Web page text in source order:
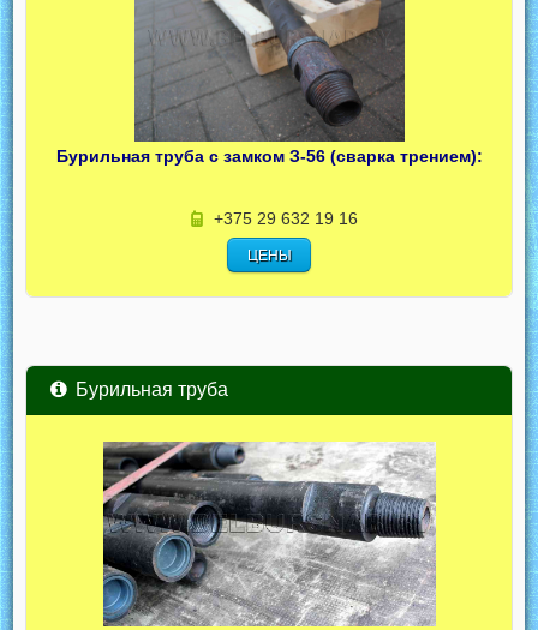
Бурильная труба с замком З-56 (сварка трением):
+375 29 632 19 16
ЦЕНЫ
Бурильная труба